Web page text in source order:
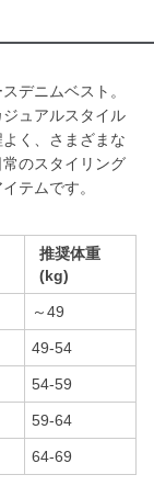
デニムベスト。
ュアルスタイル
く、さまざまな
のスタイリング
テムです。
推奨体重
(kg)
～49
49-54
54-59
59-64
64-69